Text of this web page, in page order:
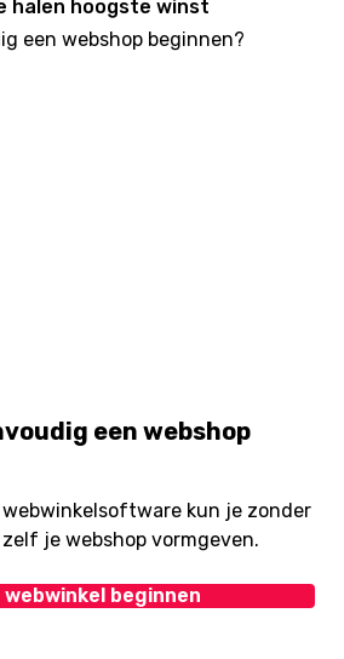
halen hoogste winst
een webshop
kun je zonder
je webshop vormgeven.
webwinkel beginnen